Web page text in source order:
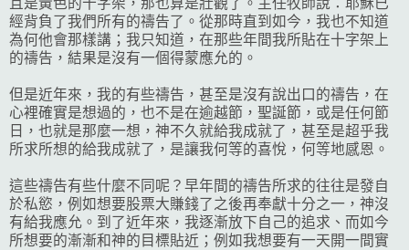
且是黃色的十字架，那也算是壯觀了。主任牧師說：耶穌已
經背負了我們所有的禱告了。從那時直到如今，我也不知道
為何他會那樣講；我只知道，在那些年間我所貼在十字架上
的禱告，結果是沒有一個得蒙應允的。
但是近年來，我的有些禱告，甚至是沒有說出口的禱告，在
心裡確實是想過的，也不是在逾越節，聖誕節，或是任何節
日，也就是那麼一想，神不久就給我成就了，甚至是超乎我
所求所想的給我成就了，是讓我何等的喜悅，何等地感恩。
這些禱告有些什麼不同呢？早年間的禱告所求的往往是發自
於私慾，例如想要股票大賺錢了之後再奉獻十分之一，神沒
有給我應允。到了近年來，我逐漸放下自己的追求、而如今
所想要的漸漸和神的目標貼近；例如我想要有一天開一間實